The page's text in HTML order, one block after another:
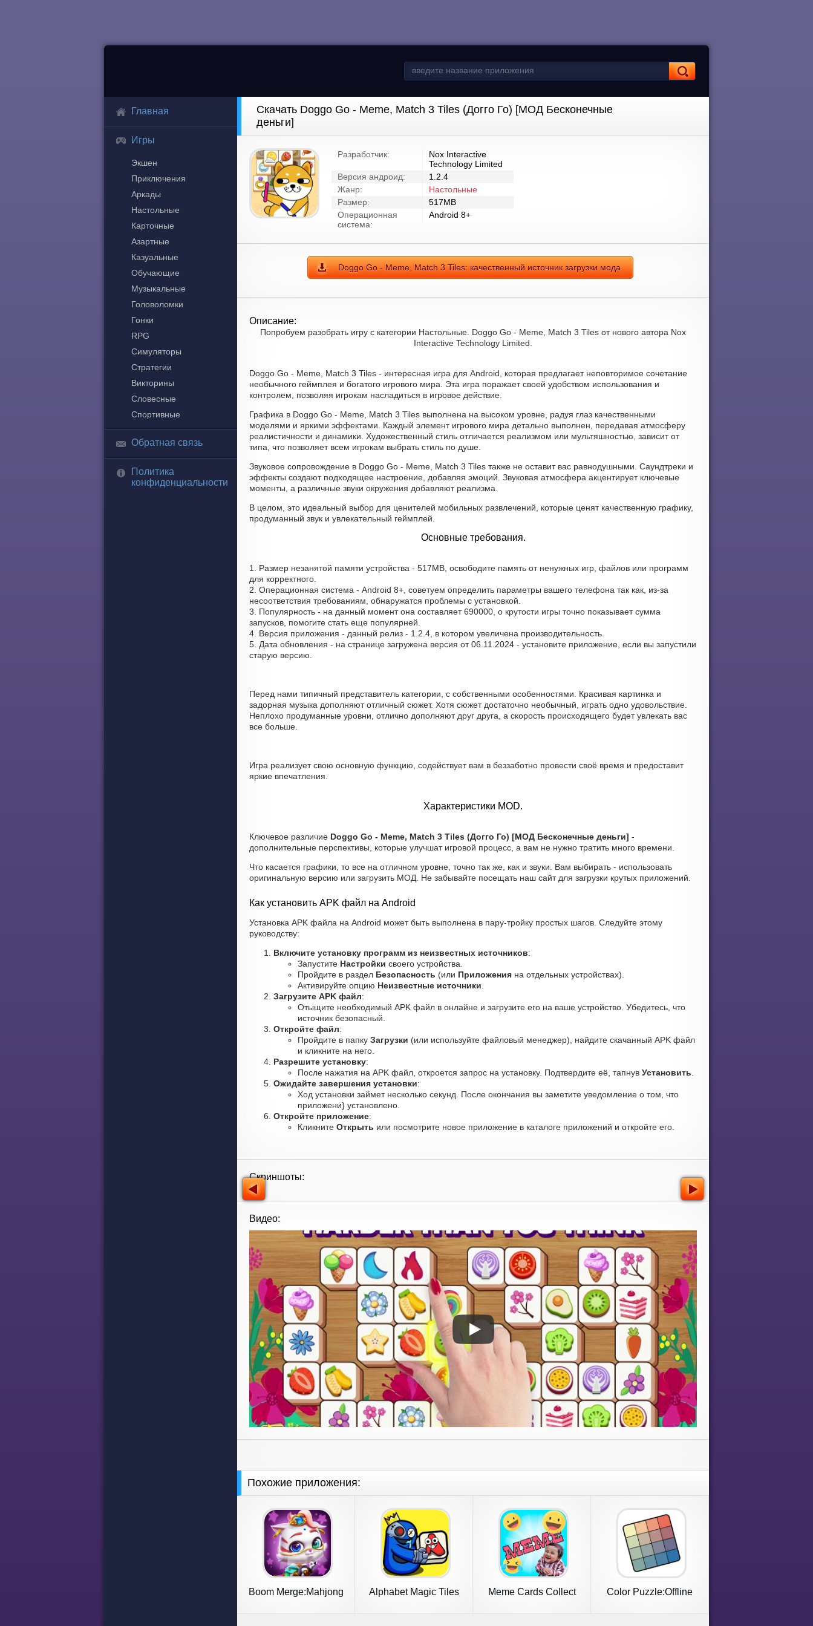
Главная
Игры
Экшен
Приключения
Аркады
Настольные
Карточные
Азартные
Казуальные
Обучающие
Музыкальные
Головоломки
Гонки
RPG
Симуляторы
Стратегии
Викторины
Словесные
Спортивные
Обратная связь
Политика
конфиденциальности
Скачать Doggo Go - Meme, Match 3 Tiles (Догго Го) [МОД Бесконечные
деньги]
Разработчик:
Nox Interactive
Technology Limited
Версия андроид:
1.2.4
Жанр:
Настольные
Размер:
517MB
Операционная
система:
Android 8+
Doggo Go - Meme, Match 3 Tiles: качественный источник загрузки мода
Описание:
Попробуем разобрать игру с категории Настольные. Doggo Go - Meme, Match 3 Tiles от нового автора Nox
Interactive Technology Limited.
Doggo Go - Meme, Match 3 Tiles - интересная игра для Android, которая предлагает неповторимое сочетание
необычного геймплея и богатого игрового мира. Эта игра поражает своей удобством использования и
контролем, позволяя игрокам насладиться в игровое действие.
Графика в Doggo Go - Meme, Match 3 Tiles выполнена на высоком уровне, радуя глаз качественными
моделями и яркими эффектами. Каждый элемент игрового мира детально выполнен, передавая атмосферу
реалистичности и динамики. Художественный стиль отличается реализмом или мультяшностью, зависит от
типа, что позволяет всем игрокам выбрать стиль по душе.
Звуковое сопровождение в Doggo Go - Meme, Match 3 Tiles также не оставит вас равнодушными. Саундтреки и
эффекты создают подходящее настроение, добавляя эмоций. Звуковая атмосфера акцентирует ключевые
моменты, а различные звуки окружения добавляют реализма.
В целом, это идеальный выбор для ценителей мобильных развлечений, которые ценят качественную графику,
продуманный звук и увлекательный геймплей.
Основные требования.
1. Размер незанятой памяти устройства - 517MB, освободите память от ненужных игр, файлов или программ
для корректного.
2. Операционная система - Android 8+, советуем определить параметры вашего телефона так как, из-за
несоответствия требованиям, обнаружатся проблемы с установкой.
3. Популярность - на данный момент она составляет 690000, о крутости игры точно показывает сумма
запусков, помогите стать еще популярней.
4. Версия приложения - данный релиз - 1.2.4, в котором увеличена производительность.
5. Дата обновления - на странице загружена версия от 06.11.2024 - установите приложение, если вы запустили
старую версию.
Перед нами типичный представитель категории, с собственными особенностями. Красивая картинка и
задорная музыка дополняют отличный сюжет. Хотя сюжет достаточно необычный, играть одно удовольствие.
Неплохо продуманные уровни, отлично дополняют друг друга, а скорость происходящего будет увлекать вас
все больше.
Игра реализует свою основную функцию, содействует вам в беззаботно провести своё время и предоставит
яркие впечатления.
Характеристики MOD.
Ключевое различие Doggo Go - Meme, Match 3 Tiles (Догго Го) [МОД Бесконечные деньги] -
дополнительные перспективы, которые улучшат игровой процесс, а вам не нужно тратить много времени.
Что касается графики, то все на отличном уровне, точно так же, как и звуки. Вам выбирать - использовать
оригинальную версию или загрузить МОД. Не забывайте посещать наш сайт для загрузки крутых приложений.
Как установить APK файл на Android
Установка APK файла на Android может быть выполнена в пару-тройку простых шагов. Следуйте этому
руководству:
Включите установку программ из неизвестных источников:
Запустите Настройки своего устройства.
Пройдите в раздел Безопасность (или Приложения на отдельных устройствах).
Активируйте опцию Неизвестные источники
Загрузите APK файл:
Отыщите необходимый APK файл в онлайне и загрузите его на ваше устройство. Убедитесь, что
источник безопасный.
Откройте файл:
Пройдите в папку Загрузки (или используйте файловый менеджер), найдите скачанный APK файл
и кликните на него.
Разрешите установку:
После нажатия на APK файл, откроется запрос на установку. Подтвердите её, тапнув Установить
Ожидайте завершения установки:
Ход установки займет несколько секунд. После окончания вы заметите уведомление о том, что
приложени} установлено.
Откройте приложение:
Кликните Открыть или посмотрите новое приложение в каталоге приложений и откройте его.
Скриншоты:
Видео:
Похожие приложения:
Boom Merge:Mahjong
Alphabet Magic Tiles
Meme Cards Collect
Color Puzzle:Offline